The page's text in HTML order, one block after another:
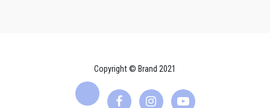
Copyright © Brand 2021